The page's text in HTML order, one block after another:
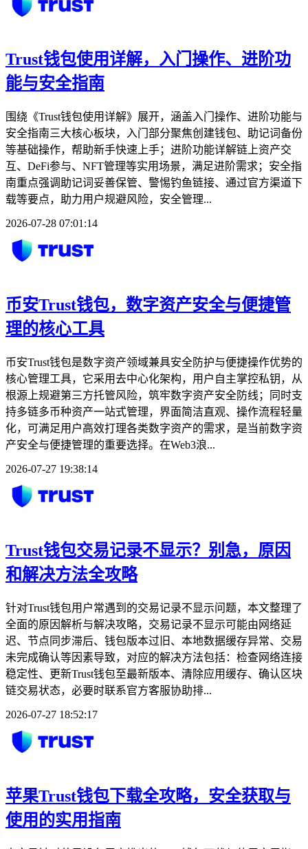
Trust钱包使用详解，入门操作、进阶功
能与安全指南
围绕《Trust钱包使用详解》展开，涵盖入门操作、进阶功能与
安全指南三大核心板块，入门部分聚焦创建钱包、助记词备份
等基础操作，帮助新手快速上手；进阶功能详解链上资产交
互、DeFi参与、NFT管理等实用场景，满足进阶需求；安全指
南重点强调助记词妥善保管、警惕钓鱼链接、通过官方渠道下
载等要点，助力用户规避风险，安全管理...
2026-07-28 07:01:14
币安Trust钱包，数字资产安全与便捷管
理的核心工具
币安Trust钱包是数字资产领域兼具安全防护与便捷操作优势的
核心管理工具，它采用去中心化架构，用户自主掌控私钥，从
根源上规避第三方托管风险，筑牢数字资产安全防线；同时支
持多链多币种资产一站式管理，界面简洁直观、操作流程轻量
化，可满足用户高效打理各类数字资产的需求，是当前数字资
产安全与便捷管理的重要选择。在Web3浪...
2026-07-27 19:38:14
Trust钱包交易记录不显示？别急，原因
和解决方法全攻略
针对Trust钱包用户常遇到的交易记录不显示问题，本文整理了
全面的原因解析与解决攻略，交易记录不显示可能由网络延
迟、节点同步滞后、钱包版本过旧、本地数据缓存异常、交易
未完成确认等因素导致，对应的解决方法包括：检查网络连接
稳定性、更新Trust钱包至最新版本、清除应用缓存、确认区块
链交易状态，必要时联系官方客服协助排...
2026-07-27 18:52:17
苹果Trust钱包下载全攻略，安全获取与
使用的实用指南